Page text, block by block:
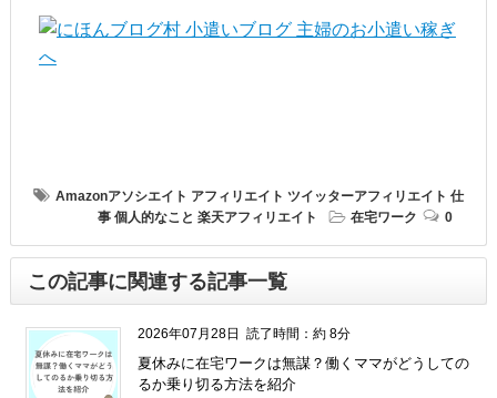
Amazonアソシエイト アフィリエイト ツイッターアフィリエイト 仕
事 個人的なこと 楽天アフィリエイト 在宅ワーク 0
この記事に関連する記事一覧
2026年07月28日 読了時間：約 8分
夏休みに在宅ワークは無謀？働くママがどうしての
るか乗り切る方法を紹介